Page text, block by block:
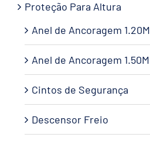
Proteção Para Altura
Anel de Ancoragem 1.20M
Anel de Ancoragem 1.50M
Cintos de Segurança
Descensor Freio